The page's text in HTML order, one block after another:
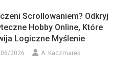
Scrollowaniem? Odkryj
Hobby Online, Które
Logiczne Myślenie
2026 A. Kaczmarek